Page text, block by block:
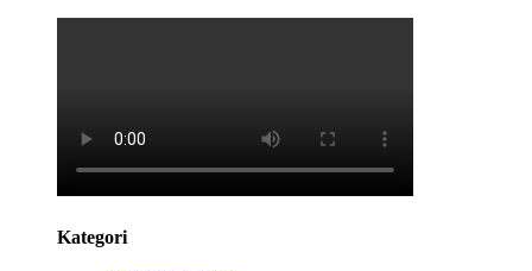
Kategori